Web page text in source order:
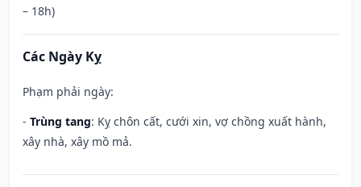
– 18h)
Các Ngày Kỵ
Phạm phải ngày:
- Trùng tang: Kỵ chôn cất, cưới xin, vợ chồng xuất hành,
xây nhà, xây mồ mả.